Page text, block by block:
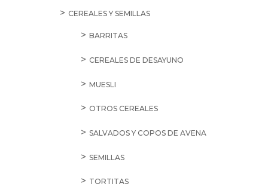
CEREALES Y SEMILLAS
BARRITAS
CEREALES DE DESAYUNO
MUESLI
OTROS CEREALES
SALVADOS Y COPOS DE AVENA
SEMILLAS
TORTITAS